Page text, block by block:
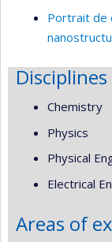
Portrait de
Disciplines
Chemistry
Physics
Physical
Electrical
Areas of